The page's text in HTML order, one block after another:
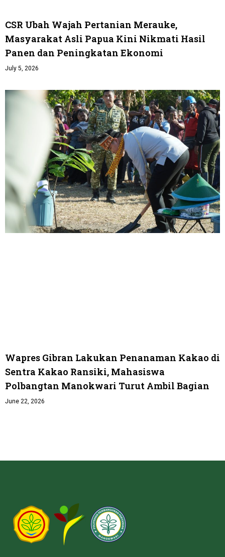
CSR Ubah Wajah Pertanian Merauke,
Masyarakat Asli Papua Kini Nikmati Hasil
Panen dan Peningkatan Ekonomi
July 5, 2026
Wapres Gibran Lakukan Penanaman Kakao di
Sentra Kakao Ransiki, Mahasiswa
Polbangtan Manokwari Turut Ambil Bagian
June 22, 2026